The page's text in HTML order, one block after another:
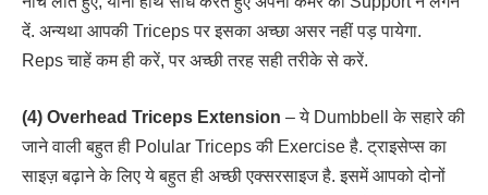
दें. अन्यथा आपकी Triceps पर इसका अच्छा असर नहीं पड़ पायेगा.
Reps चाहें कम ही करें, पर अच्छी तरह सही तरीके से करें.
(4) Overhead Triceps Extension – ये Dumbbell के सहारे की
जाने वाली बहुत ही Polular Triceps की Exercise है. ट्राइसेप्स का
साइज़ बढ़ाने के लिए ये बहुत ही अच्छी एक्सरसाइज है. इसमें आपको दोनों